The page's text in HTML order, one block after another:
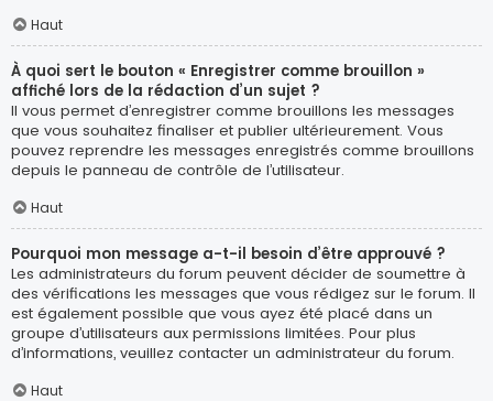
Haut
À quoi sert le bouton « Enregistrer comme brouillon »
affiché lors de la rédaction d’un sujet ?
Il vous permet d’enregistrer comme brouillons les messages
que vous souhaitez finaliser et publier ultérieurement. Vous
pouvez reprendre les messages enregistrés comme brouillons
depuis le panneau de contrôle de l’utilisateur.
Haut
Pourquoi mon message a-t-il besoin d’être approuvé ?
Les administrateurs du forum peuvent décider de soumettre à
des vérifications les messages que vous rédigez sur le forum. Il
est également possible que vous ayez été placé dans un
groupe d’utilisateurs aux permissions limitées. Pour plus
d’informations, veuillez contacter un administrateur du forum.
Haut